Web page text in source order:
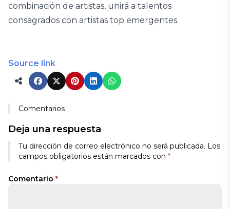
combinación de artistas, unirá a talentos
consagrados con artistas top emergentes.
Source link
Comentarios
Deja una respuesta
Tu dirección de correo electrónico no será publicada. Los
campos obligatorios están marcados con *
Comentario *